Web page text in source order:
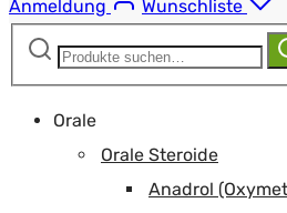
Anmeldung
Wunschliste
Suchen
Orale
Orale Steroide
Anadrol